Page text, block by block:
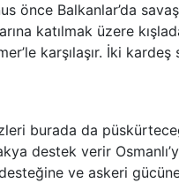
önce Balkanlar’da
katılmak üzere
karşılaşır. İki kardeş
burada da
destek verir
ve askeri